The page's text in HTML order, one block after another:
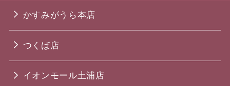
かすみがうら本店
つくば店
イオンモール土浦店